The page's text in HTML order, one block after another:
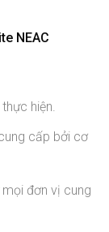
NEAC
hiện.
cấp bởi cơ
đơn vị cung